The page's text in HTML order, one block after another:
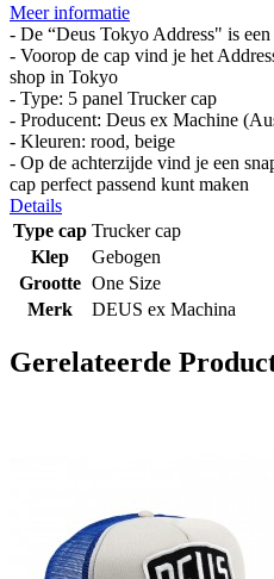
Meer informatie
- De “Deus Tokyo Address" is
- Voorop de cap vind je het
shop in Tokyo
- Type: 5 panel Trucker cap
- Producent: Deus ex Machine
- Kleuren: rood, beige
- Op de achterzijde vind je een
cap perfect passend kunt maken
Details
Type cap Trucker cap
Klep
Gebogen
Grootte One Size
Merk
DEUS ex Machina
Gerelateerde